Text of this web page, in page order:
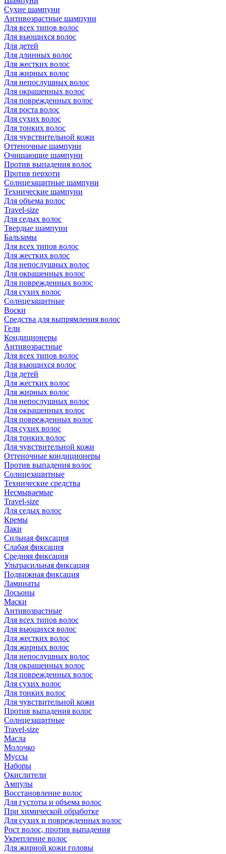
Сухие шампуни
Антивозрастные шампуни
Для всех типов волос
Для вьющихся волос
Для детей
Для длинных волос
Для жестких волос
Для жирных волос
Для непослушных волос
Для окрашенных волос
Для поврежденных волос
Для роста волос
Для сухих волос
Для тонких волос
Для чувствительной кожи
Оттеночные шампуни
Очищающие шампуни
Против выпадения волос
Против перхоти
Солнцезащитные шампуни
Технические шампуни
Для объема волос
Travel-size
Для седых волос
Твердые шампуни
Бальзамы
Для всех типов волос
Для жестких волос
Для непослушных волос
Для окрашенных волос
Для поврежденных волос
Для сухих волос
Солнцезащитные
Воски
Средства для выпрямления волос
Гели
Кондиционеры
Антивозрастные
Для всех типов волос
Для вьющихся волос
Для детей
Для жестких волос
Для жирных волос
Для непослушных волос
Для окрашенных волос
Для поврежденных волос
Для сухих волос
Для тонких волос
Для чувствительной кожи
Оттеночные кондиционеры
Против выпадения волос
Солнцезащитные
Технические средства
Несмываемые
Travel-size
Для седых волос
Кремы
Лаки
Сильная фиксация
Слабая фиксация
Средняя фиксация
Ультрасильная фиксация
Подвижная фиксация
Ламинаты
Лосьоны
Маски
Антивозрастные
Для всех типов волос
Для вьющихся волос
Для жестких волос
Для жирных волос
Для непослушных волос
Для окрашенных волос
Для поврежденных волос
Для сухих волос
Для тонких волос
Для чувствительной кожи
Против выпадения волос
Солнцезащитные
Travel-size
Масла
Молочко
Муссы
Наборы
Окислители
Ампулы
Восстановление волос
Для густоты и объема волос
При химической обработке
Для сухих и поврежденных волос
Рост волос, против выпадения
Укрепление волос
Для жирной кожи головы